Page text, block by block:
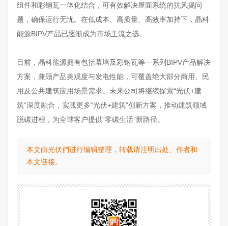
组件和彩钢瓦一体化结合，可有效解决屋面系统的抗风揭问
题，确保运行无忧。在低成本、高质量、高效率加持下，晶科
能源BIPV产品已逐渐成为市场主流之选。
目前，晶科能源拥有包括幕墙及彩钢瓦等一系列BIPV产品解决
方案，兼顾产品美观度与发电性能，可覆盖绝大部分商用、民
用及公共建筑应用场景需求。未来公司将继续探索“光伏+建
筑”深度融合，实践更多“光伏+建筑”创新方案，推动建筑领域
脱碳进程，为全球客户提供“零碳生活”新路径。
本文由光伏們进行编辑整理，转载请注明出处、作者和
本文链接。